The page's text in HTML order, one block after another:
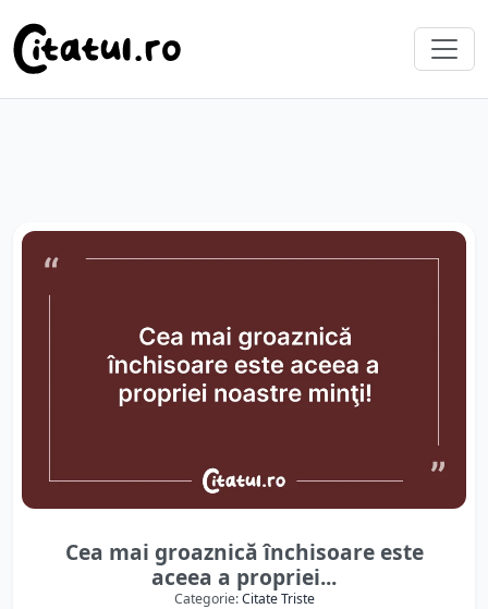
Cea mai groaznică închisoare este
aceea a propriei...
Categorie:Citate Triste